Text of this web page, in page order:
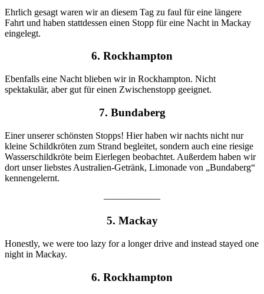
Ehrlich gesagt waren wir an diesem Tag zu faul für eine längere
Fahrt und haben stattdessen einen Stopp für eine Nacht in Mackay
eingelegt.
6. Rockhampton
Ebenfalls eine Nacht blieben wir in Rockhampton. Nicht
spektakulär, aber gut für einen Zwischenstopp geeignet.
7. Bundaberg
Einer unserer schönsten Stopps! Hier haben wir nachts nicht nur
kleine Schildkröten zum Strand begleitet, sondern auch eine riesige
Wasserschildkröte beim Eierlegen beobachtet. Außerdem haben wir
dort unser liebstes Australien-Getränk, Limonade von „Bundaberg“
kennengelernt.
——————
5. Mackay
Honestly, we were too lazy for a longer drive and instead stayed one
night in Mackay.
6. Rockhampton